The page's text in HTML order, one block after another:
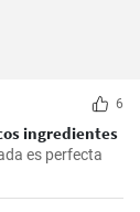
6
ingredientes
es perfecta